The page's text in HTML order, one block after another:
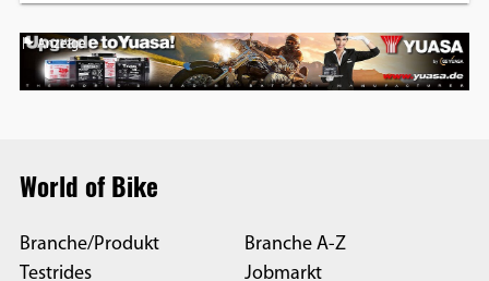
Anzeige
World of Bike
Branche/Produkt
Testrides
Branche A-Z
Jobmarkt